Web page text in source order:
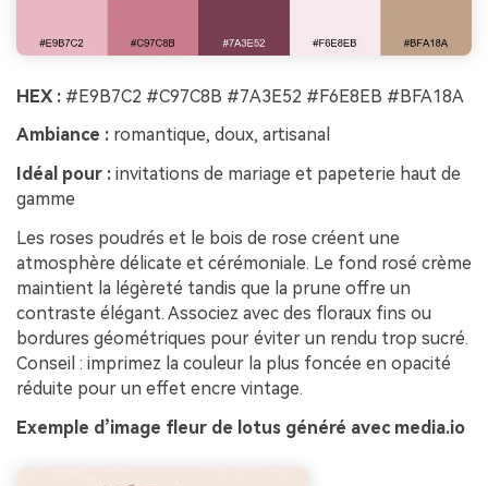
HEX : #E9B7C2 #C97C8B #7A3E52 #F6E8EB #BFA18A
Ambiance : romantique, doux, artisanal
Idéal pour : invitations de mariage et papeterie haut de
gamme
Les roses poudrés et le bois de rose créent une
atmosphère délicate et cérémoniale. Le fond rosé crème
maintient la légèreté tandis que la prune offre un
contraste élégant. Associez avec des floraux fins ou
bordures géométriques pour éviter un rendu trop sucré.
Conseil : imprimez la couleur la plus foncée en opacité
réduite pour un effet encre vintage.
Exemple d’image fleur de lotus généré avec media.io